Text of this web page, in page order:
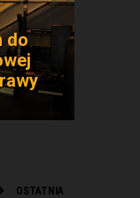
do
OSTATNIA